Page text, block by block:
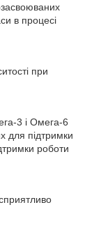
в процесі
при
3 і Омега-6
для підтримки
роботи